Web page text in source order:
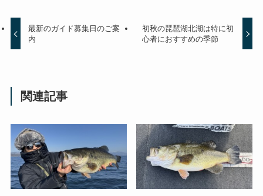
最新のガイド募集日のご案
内
初秋の琵琶湖北湖は特に初
心者におすすめの季節
関連記事